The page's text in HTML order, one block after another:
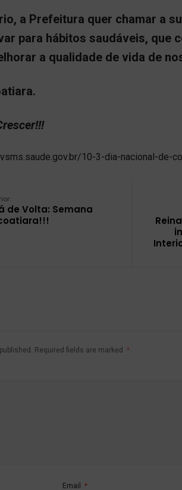
a Prefeitura quer chamar a
para hábitos saudáveis, que
a qualidade de vida de
10-3-dia-nacional-de-
de Volta: Semana
Required fields are marked *
Email *